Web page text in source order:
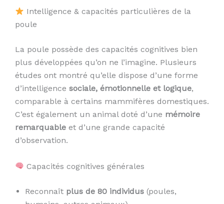
Intelligence & capacités particulières de la
poule
La poule possède des capacités cognitives bien
plus développées qu’on ne l’imagine. Plusieurs
études ont montré qu’elle dispose d’une forme
d’intelligence sociale, émotionnelle et logique,
comparable à certains mammifères domestiques.
C’est également un animal doté d’une mémoire
remarquable et d’une grande capacité
d’observation.
Capacités cognitives générales
Reconnaît plus de 80 individus (poules,